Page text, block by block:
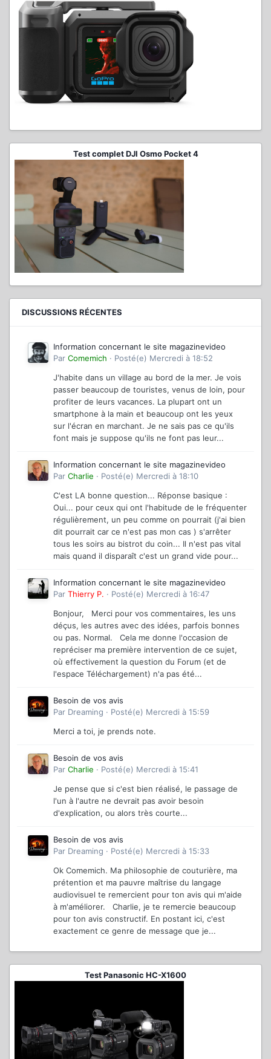
Test complet DJI Osmo Pocket 4
DISCUSSIONS RÉCENTES
Information concernant le site magazinevideo
Par Comemich · Posté(e) Mercredi à 18:52
J'habite dans un village au bord de la mer. Je vois
passer beaucoup de touristes, venus de loin, pour
profiter de leurs vacances. La plupart ont un
smartphone à la main et beaucoup ont les yeux
sur l'écran en marchant. Je ne sais pas ce qu'ils
font mais je suppose qu'ils ne font pas leur...
Information concernant le site magazinevideo
Par Charlie · Posté(e) Mercredi à 18:10
C'est LA bonne question... Réponse basique :
Oui... pour ceux qui ont l'habitude de le fréquenter
régulièrement, un peu comme on pourrait (j'ai bien
dit pourrait car ce n'est pas mon cas ) s'arrêter
tous les soirs au bistrot du coin... Il n'est pas vital
mais quand il disparaît c'est un grand vide pour...
Information concernant le site magazinevideo
Par Thierry P. · Posté(e) Mercredi à 16:47
Bonjour, Merci pour vos commentaires, les uns
déçus, les autres avec des idées, parfois bonnes
ou pas. Normal. Cela me donne l'occasion de
repréciser ma première intervention de ce sujet,
où effectivement la question du Forum (et de
l'espace Téléchargement) n'a pas été...
Besoin de vos avis
Par Dreaming · Posté(e) Mercredi à 15:59
Merci a toi, je prends note.
Besoin de vos avis
Par Charlie · Posté(e) Mercredi à 15:41
Je pense que si c'est bien réalisé, le passage de
l'un à l'autre ne devrait pas avoir besoin
d'explication, ou alors très courte...
Besoin de vos avis
Par Dreaming · Posté(e) Mercredi à 15:33
Ok Comemich. Ma philosophie de couturière, ma
prétention et ma pauvre maîtrise du langage
audiovisuel te remercient pour ton avis qui m'aide
à m'améliorer. Charlie, je te remercie beaucoup
pour ton avis constructif. En postant ici, c'est
exactement ce genre de message que je...
Test Panasonic HC-X1600